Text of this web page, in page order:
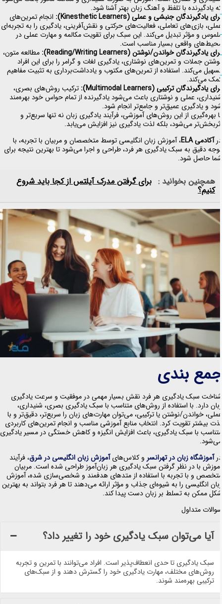
یادگیرنده با تلفظ و آهنگ زبان بهتر آشنا شود.
یادگیرندگان جنبشی و عملی(Kinesthetic Learners):
انجام تمرین‌های
بازی‌های تعاملی، فعالیت‌های حرکتی و نقش‌آفرینی، یادگیری را به تجربه‌ای
و مؤثر تبدیل می‌کند. این سبک برای تقویت مکالمه و مهارت عملی در
واقعی بسیار مناسب است.
یادگیرندگان خواندن/نوشتن(Reading/Writing Learners):
مطالعه متون،
جملات و تمرین‌های نوشتاری، یادگیری لغات و گرامر را برای این افراد
می‌کند. استفاده از تمرین‌های مکتوب و یادداشت‌برداری به تثبیت مفاهیم
می‌کند.
یادگیرندگان ترکیبی(Multimodal Learners):
ترکیب روش‌های بصری،
عملی و نوشتاری باعث می‌شود یادگیرنده از تمام حواس خود بهره‌مند
و یادگیری عمیق‌تر و جامع‌تر انجام شود.
بهره‌گیری از این روش‌های آموزشی، فرآیند یادگیری زبان نه تنها سریع‌تر و
می‌شود، بلکه لذت یادگیری نیز افزایش می‌یابد.
آکادمیELA
، آموزش زبان انگلیسی توسط متخصصان و مربیان با تجربه، با
دقیق به سبک یادگیری هر فرد، طراحی و اجرا می‌شود تا بهترین نتیجه برای
حاصل شود.
همچنین بخوانید : برای گرفتن مدرک آیلتس از کجا باید شروع
کنیم؟
بندی
سبک یادگیری هر فرد نقش بسیار مهمی در موفقیت و سرعت یادگیری
دارد. با استفاده از روش‌های متناسب با سبک یادگیری بصری، شنیداری،
خواندن/نوشتن یا ترکیبی، می‌توان مهارت‌های زبان را سریع‌تر، دقیق‌تر و با
بیشتر تقویت کرد. انتخاب منابع آموزشی مناسب و انجام تمرین‌های کاربردی
با سبک یادگیری، باعث افزایش انگیزه و کاهش خستگی در مسیر یادگیری
آموزشگاه زبان در تهرانسرو کلاس‌هایآموزش زبان انگلیسی در شرق، فرآیند
با در نظر گرفتن سبک یادگیری هر زبان‌آموز طراحی شده است. مربیان
و با تجربه با استفاده از متدهای هدفمند و شخصی‌سازی شده، آموزش
انگلیسی را به شیوه‌ای جذاب و مؤثر ارائه می‌دهند تا هر فرد بتواند به بهترین
ممکن به تسلط بر زبان دست پیدا کند.
متداول
آیا می‌توان سبک یادگیری خود را تغییر داد؟
سبک یادگیری تا حدی انعطاف‌پذیر است. افراد می‌توانند با تمرین و تجربه
روش‌های مختلف، مهارت یادگیری خود را گسترش دهند و از سبک‌های
ترکیبی بهره‌مند شوند.